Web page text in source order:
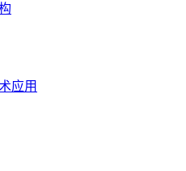
应用